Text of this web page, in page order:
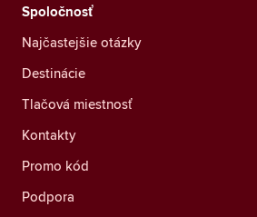
Spoločnosť
Najčastejšie otázky
Destinácie
Tlačová miestnosť
Kontakty
Promo kód
Podpora